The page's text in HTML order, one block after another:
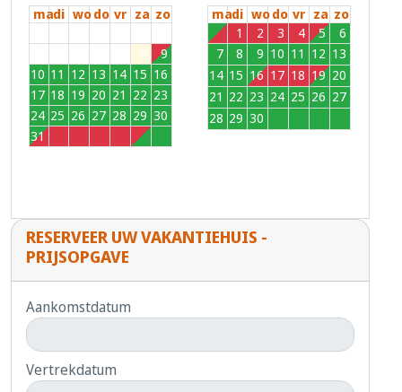
madi wodo vr za zo
8
9
10 11 12 13 14 15 16
17 18 19 20 21 22 23
24 25 26 27 28 29 30
31
5
madi wodo vr za zo
31
1 2 3 4 5
6
7
8 9 10 11 12 13
14 15 16 17 18 19 20
21 22 23 24 25 26 27
28 29 30
RESERVEER UW VAKANTIEHUIS -
PRIJSOPGAVE
Aankomstdatum
Vertrekdatum